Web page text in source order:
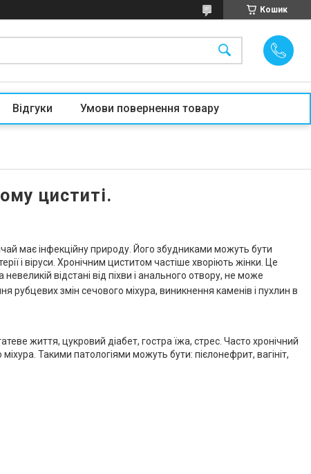
Кошик
Відгуки Умови повернення товару
циститі.
має інфекційну природу. Його збудниками можуть бути
і віруси. Хронічним циститом частіше хворіють жінки. Це
відстані від піхви і анального отвору, не може
рубцевих змін сечового міхура, виникнення каменів і пухлин в
життя, цукровий діабет, гостра їжа, стрес. Часто хронічний
Такими патологіями можуть бути: пієлонефрит, вагініт,